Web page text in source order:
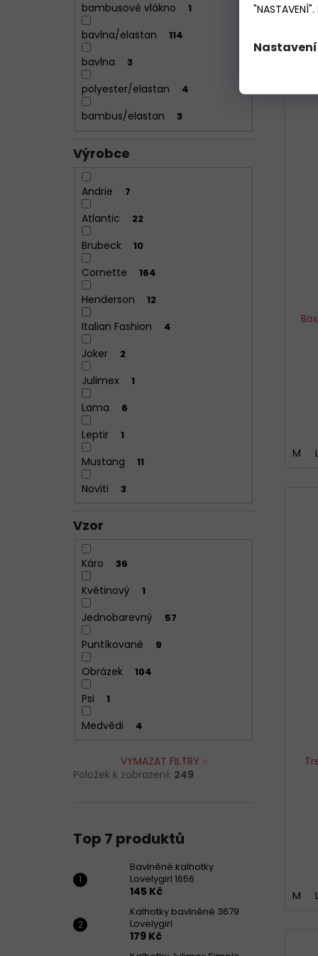
"NASTAVENÍ".
Nastavení
bambusové vlákno 1
bavlna/elastan 114
bavlna 3
polyester/elastan 4
bambus/elastan 3
Výrobce
Andrie 7
Atlantic 22
Brubeck 10
Cornette 164
Henderson 12
Italian Fashion 4
Joker 2
Julimex 1
Lama 6
Leptir 1
Mustang 11
Noviti 3
Vzor
Káro 36
Květinový 1
Jednobarevný 57
Puntíkované 9
Obrázek 104
Psi 1
Medvědi 4
VYMAZAT FILTRY
Položek k zobrazení: 249
Top 7 produktů
Bavlněné kalhotky
Lovelygirl 1656
145 Kč
Kalhotky bavlněné 3679
Lovelygirl
179 Kč
M
M
M